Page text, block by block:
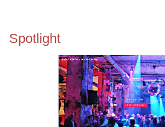
Spotlight